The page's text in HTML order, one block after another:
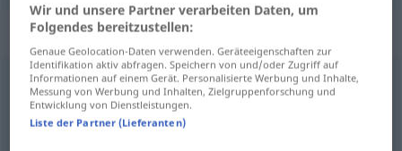
Synonyme für "pferchen"
drücken,schieben, drängen,drängeln
Wir und unsere Partner verarbeiten Daten, um
Folgendes bereitzustellen:
Genaue Geolocation-Daten verwenden. Geräteeigenschaften zur
Identifikation aktiv abfragen. Speichern von und/oder Zugriff auf
Informationen auf einem Gerät. Personalisierte Werbung und Inhalte,
Messung von Werbung und Inhalten, Zielgruppenforschung und
Entwicklung von Dienstleistungen.
Liste der Partner (Lieferanten)